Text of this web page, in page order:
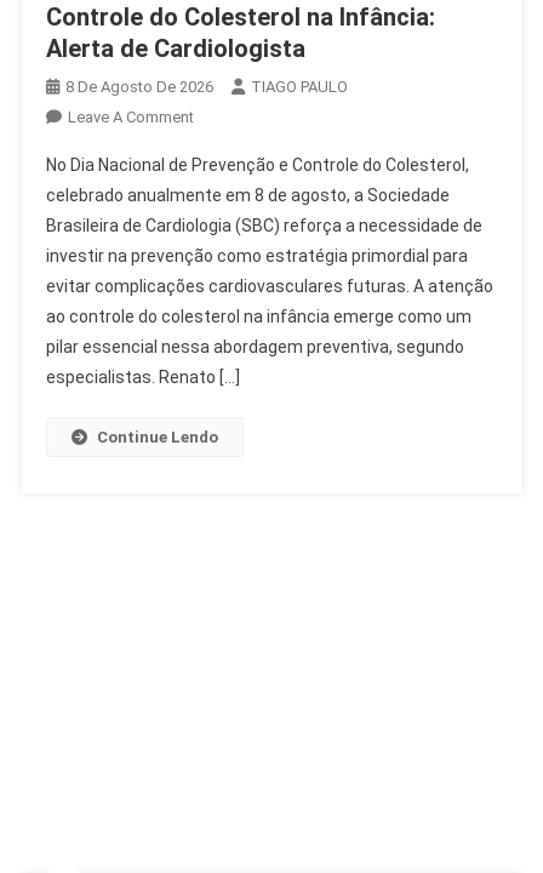
Controle do Colesterol na Infância:
Alerta de Cardiologista
8 De Agosto De 2026
TIAGO PAULO
Leave A CommentOn
Do
Colesterol
Na
Infância:
Alerta
De
Cardiologista
No Dia Nacional de Prevenção e Controle do Colesterol,
celebrado anualmente em 8 de agosto, a Sociedade
Brasileira de Cardiologia (SBC) reforça a necessidade de
investir na prevenção como estratégia primordial para
evitar complicações cardiovasculares futuras. A atenção
ao controle do colesterol na infância emerge como um
pilar essencial nessa abordagem preventiva, segundo
especialistas. Renato […]
Continue Lendo